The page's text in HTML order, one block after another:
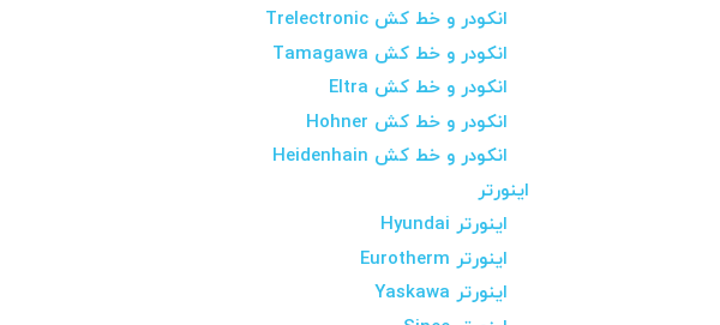
انکودر و خط کش Trelectronic
انکودر و خط کش Tamagawa
انکودر و خط کش Eltra
انکودر و خط کش Hohner
انکودر و خط کش Heidenhain
اینورتر
اینورتر Hyundai
اینورتر Eurotherm
اینورتر Yaskawa